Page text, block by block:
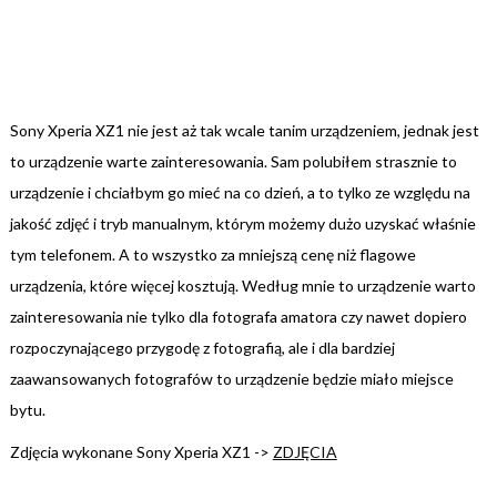
Sony Xperia XZ1 nie jest aż tak wcale tanim urządzeniem, jednak jest
to urządzenie warte zainteresowania. Sam polubiłem strasznie to
urządzenie i chciałbym go mieć na co dzień, a to tylko ze względu na
jakość zdjęć i tryb manualnym, którym możemy dużo uzyskać właśnie
tym telefonem. A to wszystko za mniejszą cenę niż flagowe
urządzenia, które więcej kosztują. Według mnie to urządzenie warto
zainteresowania nie tylko dla fotografa amatora czy nawet dopiero
rozpoczynającego przygodę z fotografią, ale i dla bardziej
zaawansowanych fotografów to urządzenie będzie miało miejsce
bytu.
Zdjęcia wykonane Sony Xperia XZ1 -> ZDJĘCIA